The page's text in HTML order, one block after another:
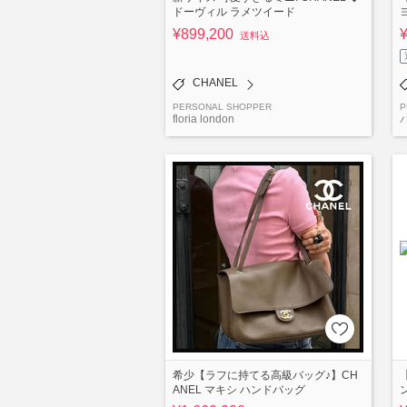
ドーヴィル ラメツイード
¥899,200 送料込
CHANEL
PERSONAL SHOPPER
floria london
希少【ラフに持てる高級バッグ♪】CH
ANEL マキシ ハンドバッグ